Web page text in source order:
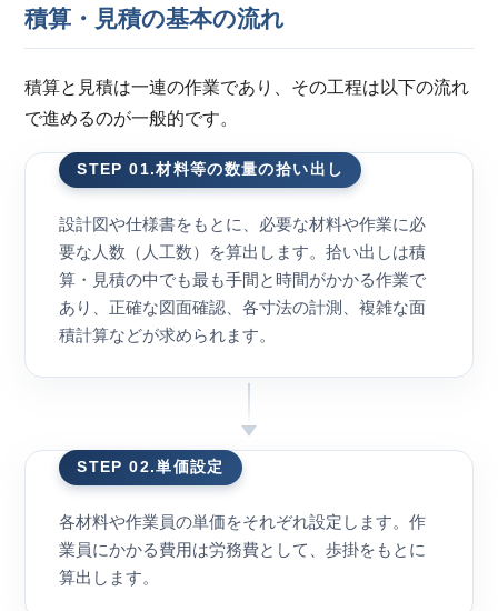
積算・見積の基本の流れ
積算と見積は一連の作業であり、その工程は以下の流れ
で進めるのが一般的です。
STEP 01.材料等の数量の拾い出し
設計図や仕様書をもとに、必要な材料や作業に必
要な人数（人工数）を算出します。拾い出しは積
算・見積の中でも最も手間と時間がかかる作業で
あり、正確な図面確認、各寸法の計測、複雑な面
積計算などが求められます。
STEP 02.単価設定
各材料や作業員の単価をそれぞれ設定します。作
業員にかかる費用は労務費として、歩掛をもとに
算出します。